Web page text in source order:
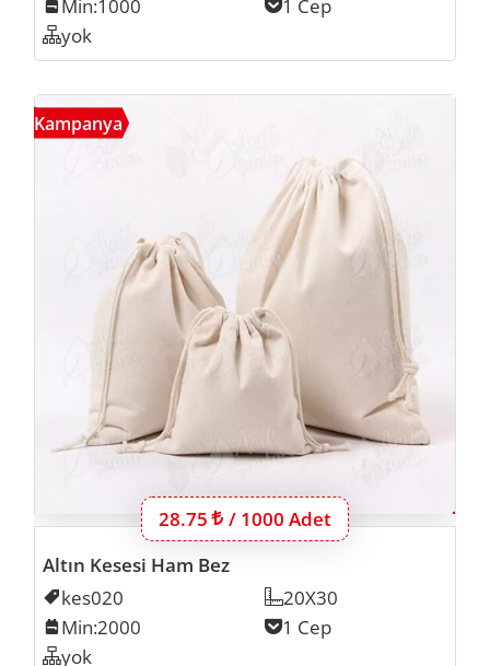
Min. İmalat
Min:1000 Cep Sayısı
1 Cep
Organizer
yok
Altin
Kampanya
Bu ürünün 1000 adet için fiyatı:
28.75 Lira
/ 1000 Adet
Altın Kesesi Ham Bez
Kodu
kes020 Ölçü
20X30
Min. İmalat
Min:2000 Cep Sayısı
1 Cep
Organizer
yok